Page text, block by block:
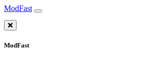
ModFast
ModFast